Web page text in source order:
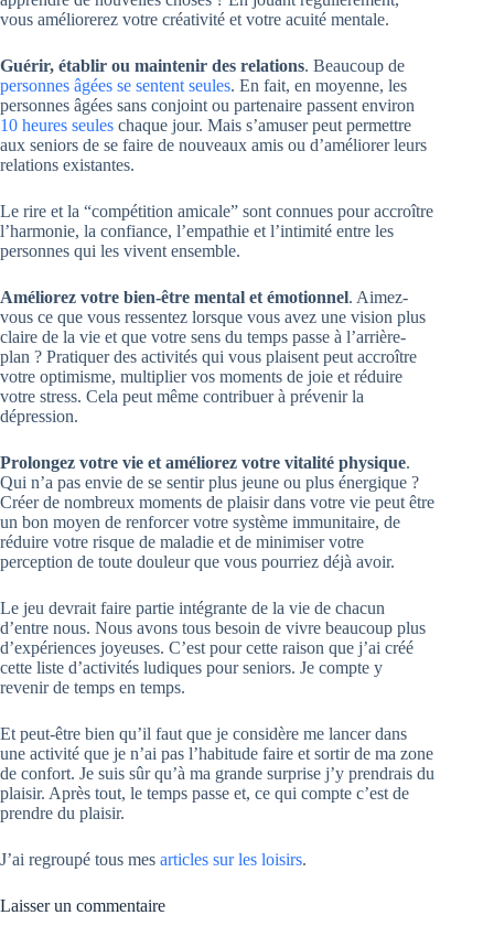
vous améliorerez votre créativité et votre acuité mentale.
Guérir, établir ou maintenir des relations. Beaucoup de
personnes âgées se sentent seules. En fait, en moyenne, les
personnes âgées sans conjoint ou partenaire passent environ
10 heures seules chaque jour. Mais s’amuser peut permettre
aux seniors de se faire de nouveaux amis ou d’améliorer leurs
relations existantes.
Le rire et la “compétition amicale” sont connues pour accroître
l’harmonie, la confiance, l’empathie et l’intimité entre les
personnes qui les vivent ensemble.
Améliorez votre bien-être mental et émotionnel. Aimez-
vous ce que vous ressentez lorsque vous avez une vision plus
claire de la vie et que votre sens du temps passe à l’arrière-
plan ? Pratiquer des activités qui vous plaisent peut accroître
votre optimisme, multiplier vos moments de joie et réduire
votre stress. Cela peut même contribuer à prévenir la
dépression.
Prolongez votre vie et améliorez votre vitalité physique.
Qui n’a pas envie de se sentir plus jeune ou plus énergique ?
Créer de nombreux moments de plaisir dans votre vie peut être
un bon moyen de renforcer votre système immunitaire, de
réduire votre risque de maladie et de minimiser votre
perception de toute douleur que vous pourriez déjà avoir.
Le jeu devrait faire partie intégrante de la vie de chacun
d’entre nous. Nous avons tous besoin de vivre beaucoup plus
d’expériences joyeuses. C’est pour cette raison que j’ai créé
cette liste d’activités ludiques pour seniors. Je compte y
revenir de temps en temps.
Et peut-être bien qu’il faut que je considère me lancer dans
une activité que je n’ai pas l’habitude faire et sortir de ma zone
de confort. Je suis sûr qu’à ma grande surprise j’y prendrais du
plaisir. Après tout, le temps passe et, ce qui compte c’est de
prendre du plaisir.
J’ai regroupé tous mes articles sur les loisirs.
Laisser un commentaire